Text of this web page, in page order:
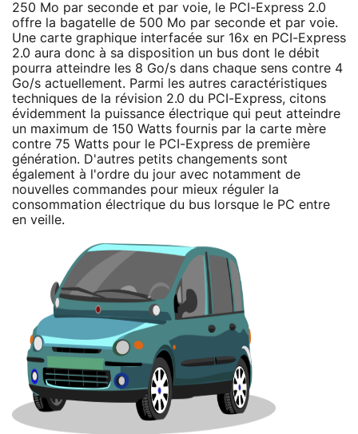
250 Mo par seconde et par voie, le PCI-Express 2.0
offre la bagatelle de 500 Mo par seconde et par voie.
Une carte graphique interfacée sur 16x en PCI-Express
2.0 aura donc à sa disposition un bus dont le débit
pourra atteindre les 8 Go/s dans chaque sens contre 4
Go/s actuellement. Parmi les autres caractéristiques
techniques de la révision 2.0 du PCI-Express, citons
évidemment la puissance électrique qui peut atteindre
un maximum de 150 Watts fournis par la carte mère
contre 75 Watts pour le PCI-Express de première
génération. D'autres petits changements sont
également à l'ordre du jour avec notamment de
nouvelles commandes pour mieux réguler la
consommation électrique du bus lorsque le PC entre
en veille.